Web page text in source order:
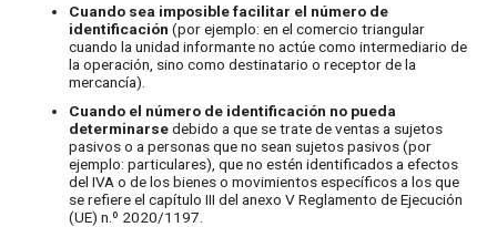
Cuando sea imposible facilitar el número de
identificación (por ejemplo: en el comercio triangular
cuando la unidad informante no actúe como intermediario de
la operación, sino como destinatario o receptor de la
mercancía).
Cuando el número de identificación no pueda
determinarsedebido a que se trate de ventas a sujetos
pasivos o a personas que no sean sujetos pasivos (por
ejemplo: particulares), que no estén identificados a efectos
del IVA o de los bienes o movimientos específicos a los que
se refiere el capítulo III del anexo V Reglamento de Ejecución
(UE) n.º 2020/1197.